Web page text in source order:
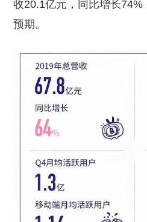
收20.1亿元，同比增长74%
预期。